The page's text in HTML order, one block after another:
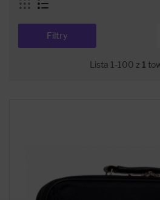
Filtry
Lista 1-100 z 1